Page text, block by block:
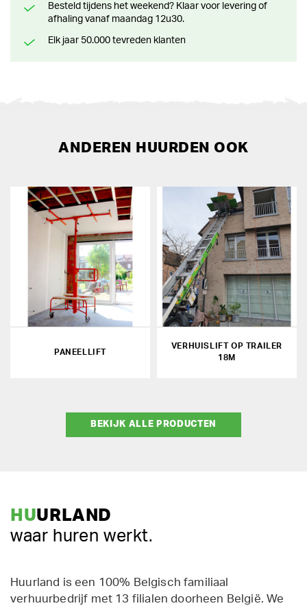
Besteld tijdens het weekend? Klaar voor levering of
afhaling vanaf maandag 12u30.
Elk jaar 50.000 tevreden klanten
ANDEREN HUURDEN OOK
PANEELLIFT
VERHUISLIFT OP TRAILER
18M
BEKIJK ALLE PRODUCTEN
HUURLAND
waar huren werkt.
Huurland is een 100% Belgisch familiaal
verhuurbedrijf met 13 filialen doorheen België. We